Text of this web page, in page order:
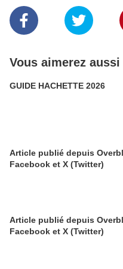
Vous aimerez aussi
GUIDE HACHETTE 2026
Article publié depuis Overblog et
Facebook et X (Twitter)
Article publié depuis Overblog et
Facebook et X (Twitter)